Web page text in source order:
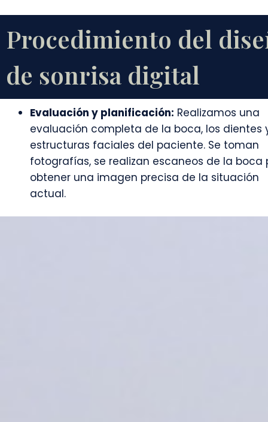
Procedimiento del
de sonrisa digital
Evaluación y planificación: Realizamos una
evaluación completa de la boca, los dientes
estructuras faciales del paciente. Se toman
fotografías, se realizan escaneos de la boca
obtener una imagen precisa de la situación
actual.